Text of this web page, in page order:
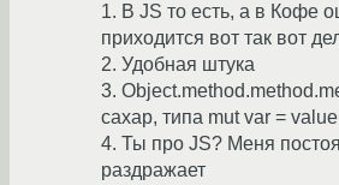
1. В JS то есть, а в Кофе
приходится вот так вот
2. Удобная штука
3.
сахар, типа mut var = value
4. Ты про JS? Меня
раздражает